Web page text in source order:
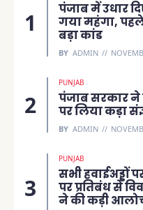
पंजाब में उधार
गया महंगा,
बड़ा कांड
BY ADMIN
PUNJAB
पंजाब सरकार ने
पर लिया कड़ा
BY ADMIN
PUNJAB
सभी हवाईअड्डों
पर प्रतिबंध से
ने की कड़ी